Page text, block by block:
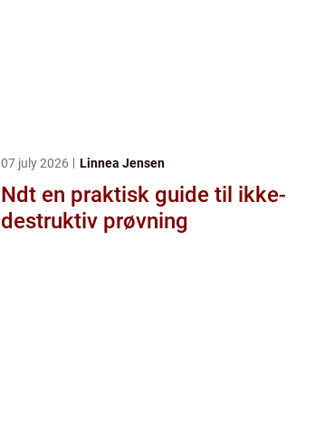
07 july 2026 Linnea Jensen
Ndt en praktisk guide til ikke-
destruktiv prøvning